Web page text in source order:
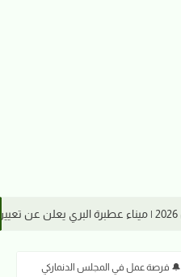
🔔 فرصة عمل في المجلس الدنماركي